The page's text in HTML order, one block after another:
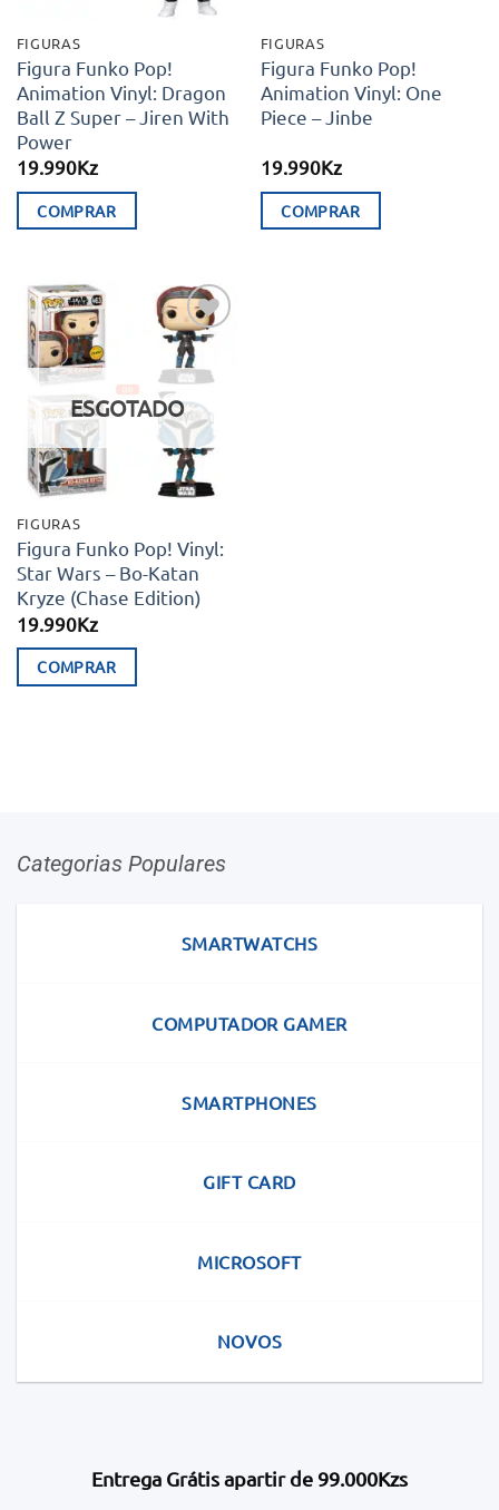
FIGURAS
Figura Funko Pop!
Animation Vinyl: Dragon
Ball Z Super – Jiren With
Power
19.990Kz
COMPRAR
FIGURAS
Figura Funko Pop!
Animation Vinyl: One
Piece – Jinbe
19.990Kz
COMPRAR
Adicionar
aos meus
desejos
ESGOTADO
FIGURAS
Figura Funko Pop! Vinyl:
Star Wars – Bo-Katan
Kryze (Chase Edition)
19.990Kz
COMPRAR
Categorias Populares
SMARTWATCHS
COMPUTADOR GAMER
SMARTPHONES
GIFT CARD
MICROSOFT
NOVOS
Entrega Grátis apartir de 99.000Kzs